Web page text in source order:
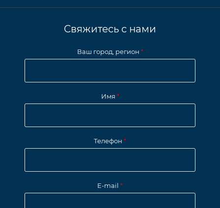
Свяжитесь с нами
Ваш город, регион *
Имя *
Телефон *
E-mail *